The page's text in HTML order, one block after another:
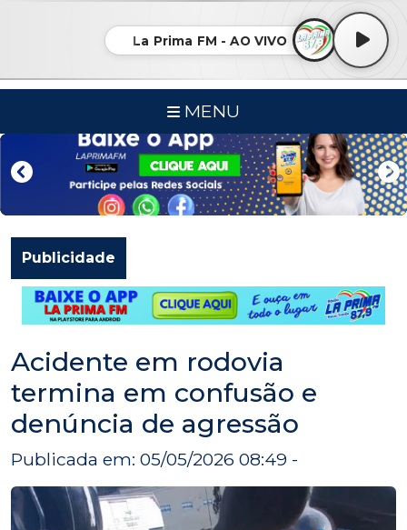
La Prima FM - AO VIVO
MENU
Publicidade
Acidente em rodovia
termina em confusão e
denúncia de agressão
Publicada em: 05/05/2026 08:49 -